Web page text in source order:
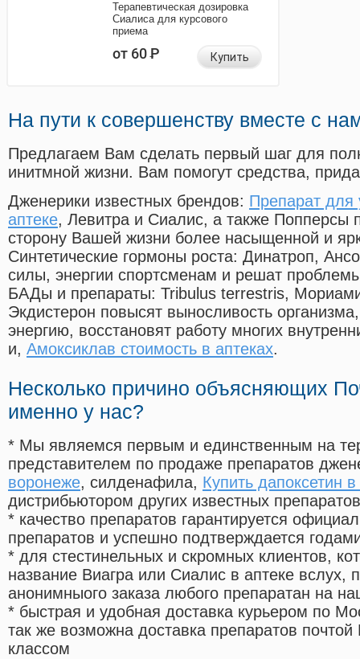
Терапевтическая дозировка
Сиалиса для курсового
приема
от 60Р Купить
На пути к совершенству вместе с
Предлагаем Вам сделать первый шаг для
инитмной жизни. Вам помогут средства,
Дженерики известных брендов: Препарат для
аптеке, Левитра и Сиалис, а также Попперсы
сторону Вашей жизни более насыщенной и
Синтетические гормоны роста: Динатроп,
силы, энергии спортсменам и решат
БАДы и препараты: Tribulus terrestris,
Экдистерон повысят выносливость
энергию, восстановят работу многих
и, Амоксиклав стоимость в аптеках.
Несколько причино объясняющих
именно у нас?
* Мы являемся первым и единственным на
представителем по продаже препаратов
воронеже, силденафила, Купить дапоксетин
дистрибьютором других известных препаратов
* качество препаратов гарантируется
препаратов и успешно подтверждается
* для стестинельных и скромных клиентов,
название Виагра или Сиалис в аптеке вслух,
анонимныого заказа любого препаратан на
* быстрая и удобная доставка курьером по
так же возможна доставка препаратов
классом